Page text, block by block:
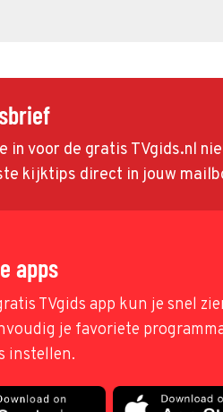
in voor de gratis TVgids.nl
kijktips direct in jouw
apps
TVgids app kun je snel
je favoriete
instellen.